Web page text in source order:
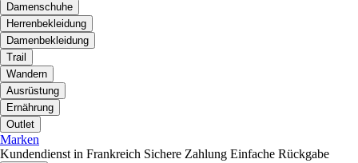
Damenschuhe
Herrenbekleidung
Damenbekleidung
Trail
Wandern
Ausrüstung
Ernährung
Outlet
Marken
Kundendienst in Frankreich Sichere Zahlung Einfache Rückgabe